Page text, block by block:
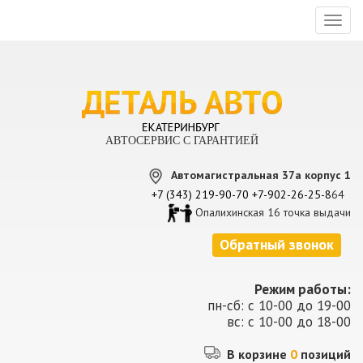
АВТОСЕРВИС С ГАРАНТИЕЙ
Автомагистральная 37а корпус 1
+7 (343) 219-90-70 +7-902-26-25-864
Опалихинская 16 точка выдачи
Обратный звонок
Режим работы:
пн-сб: с 10-00 до 19-00
вс: с 10-00 до 18-00
В корзине 0 позиций